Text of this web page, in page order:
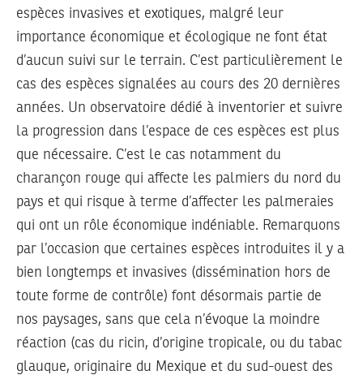
espèces invasives et exotiques, malgré leur
importance économique et écologique ne font état
d’aucun suivi sur le terrain. C’est particulièrement le
cas des espèces signalées au cours des 20 dernières
années. Un observatoire dédié à inventorier et suivre
la progression dans l’espace de ces espèces est plus
que nécessaire. C’est le cas notamment du
charançon rouge qui affecte les palmiers du nord du
pays et qui risque à terme d’affecter les palmeraies
qui ont un rôle économique indéniable. Remarquons
par l’occasion que certaines espèces introduites il y a
bien longtemps et invasives (dissémination hors de
toute forme de contrôle) font désormais partie de
nos paysages, sans que cela n’évoque la moindre
réaction (cas du ricin, d’origine tropicale, ou du tabac
glauque, originaire du Mexique et du sud-ouest des